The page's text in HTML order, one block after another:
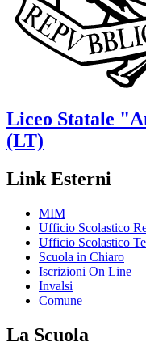
Liceo Statale
(LT)
Link Esterni
MIM
Ufficio Scolastico
Ufficio Scolastico
Scuola in Chiaro
Iscrizioni On Line
Invalsi
Comune
La Scuola